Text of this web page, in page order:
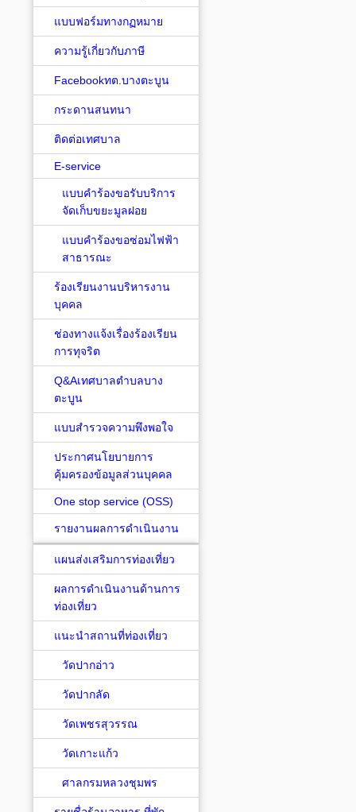
แบบฟอร์มทางกฏหมาย
ความรู้เกี่ยวกับภาษี
Facebookทต.บางตะบูน
กระดานสนทนา
ติดต่อเทศบาล
E-service
แบบคำร้องขอรับบริการ
จัดเก็บขยะมูลฝอย
แบบคำร้องขอซ่อมไฟฟ้า
สาธารณะ
ร้องเรียนงานบริหารงาน
บุคคล
ช่องทางแจ้งเรื่องร้องเรียน
การทุจริต
Q&Aเทศบาลตำบลบาง
ตะบูน
แบบสำรวจความพึงพอใจ
ประกาศนโยบายการ
คุ้มครองข้อมูลส่วนบุคคล
One stop service (OSS)
รายงานผลการดำเนินงาน
แผนส่งเสริมการท่องเที่ยว
ผลการดำเนินงานด้านการ
ท่องเที่ยว
แนะนำสถานที่ท่องเที่ยว
วัดปากอ่าว
วัดปากลัด
วัดเพชรสุวรรณ
วัดเกาะแก้ว
ศาลกรมหลวงชุมพร